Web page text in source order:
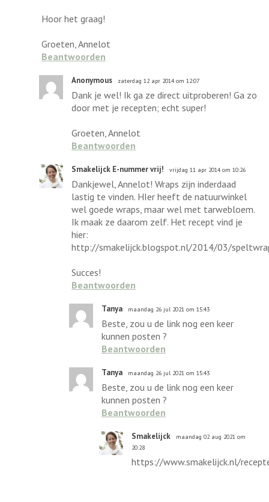
Hoor het graag!
Groeten, Annelot
Beantwoorden
Anonymous zaterdag 12 apr 2014 om 12:07
Dank je wel! Ik ga ze direct uitproberen! Ga zo
door met je recepten; echt super!
Groeten, Annelot
Beantwoorden
Smakelijck E-nummer vrij! vrijdag 11 apr 2014 om 10:26
Dankjewel, Annelot! Wraps zijn inderdaad
lastig te vinden. HIer heeft de natuurwinkel
wel goede wraps, maar wel met tarwebloem.
Ik maak ze daarom zelf. Het recept vind je
hier:
http://smakelijck.blogspot.nl/2014/03/
Succes!
Beantwoorden
Tanya maandag 26 jul 2021 om 15:43
Beste, zou u de link nog een keer
kunnen posten ?
Beantwoorden
Tanya maandag 26 jul 2021 om 15:43
Beste, zou u de link nog een keer
kunnen posten ?
Beantwoorden
Smakelijck
maandag 02 aug 2021 om
20:28
https://www.smakelijck.nl/